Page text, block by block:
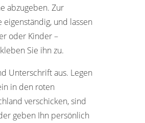
abzugeben. Zur
und lassen
oder Kinder –
Sie ihn zu.
Unterschrift aus. Legen
in den roten
verschicken, sind
geben Ihn persönlich